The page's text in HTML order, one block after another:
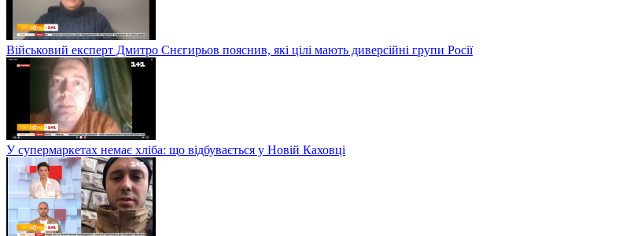
Військовий експерт Дмитро Снєгирьов пояснив, які цілі мають диверсійні групи Росії
У супермаркетах немає хліба: що відбувається у Новій Каховці